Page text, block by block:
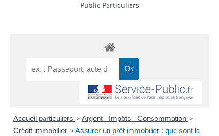
Public Particuliers
Accueil particuliers > Argent - Impôts - Consommation >
Crédit immobilier > Assurer un prêt immobilier : que sont la